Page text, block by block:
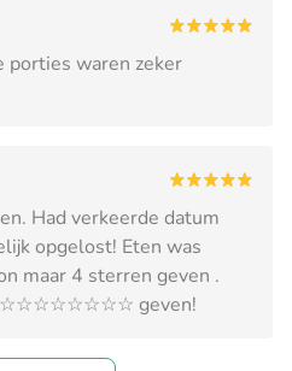
porties waren zeker
Had verkeerde datum
opgelost! Eten was
maar 4 sterren geven .
geven!